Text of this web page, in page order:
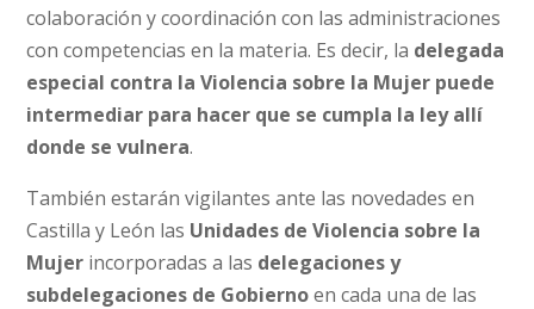
colaboración y coordinación con las administraciones
con competencias en la materia. Es decir, la delegada
especial contra la Violencia sobre la Mujer puede
intermediar para hacer que se cumpla la ley allí
donde se vulnera.
También estarán vigilantes ante las novedades en
Castilla y León las Unidades de Violencia sobre la
Mujer incorporadas a las delegaciones y
subdelegaciones de Gobiernoen cada una de las